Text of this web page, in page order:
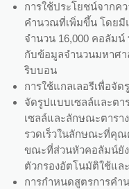
การใช้ประโยชน์จากค
คำนวณที่เพิ่มขึ้น โดยมี
จำนวน 16,000 คอลัม
กับข้อมูลจำนวนมหาศ
ริบบอน
การใช้แกลเลอรีเพื่อจั
จัดรูปแบบเซลล์และตา
เซลล์และลักษณะตารา
รวดเร็วในลักษณะที่คุณ
ขณะที่ส่วนหัวคอลัมน์ยั
ตัวกรองอัตโนมัติใช้แล
การกำหนดสูตรการค